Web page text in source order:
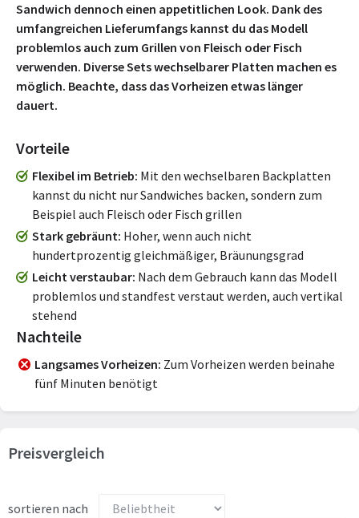
Sandwich dennoch einen appetitlichen Look. Dank des
umfangreichen Lieferumfangs kannst du das Modell
problemlos auch zum Grillen von Fleisch oder Fisch
verwenden. Diverse Sets wechselbarer Platten machen es
möglich. Beachte, dass das Vorheizen etwas länger
dauert.
Vorteile
Flexibel im Betrieb Mit den wechselbaren Backplatten
kannst du nicht nur Sandwiches backen, sondern zum
Beispiel auch Fleisch oder Fisch grillen
Stark gebräunt Hoher, wenn auch nicht
hundertprozentig gleichmäßiger, Bräunungsgrad
Leicht verstaubar Nach dem Gebrauch kann das Modell
problemlos und standfest verstaut werden, auch vertikal
stehend
Nachteile
Langsames Vorheizen Zum Vorheizen werden beinahe
fünf Minuten benötigt
Preisvergleich
sortieren nach